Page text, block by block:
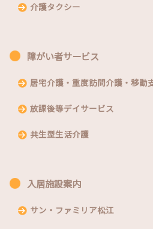
介護タクシー
障がい者サービス
居宅介護・重度訪問介護・移動
放課後等デイサービス
共生型生活介護
入居施設案内
サン・ファミリア松江